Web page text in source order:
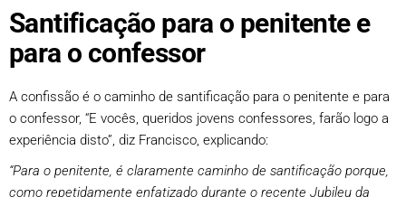
Santificação para o penitente e
para o confessor
A confissão é o caminho de santificação para o penitente e para
o confessor, “E vocês, queridos jovens confessores, farão logo a
experiência disto”, diz Francisco, explicando:
“Para o penitente, é claramente caminho de santificação porque,
como repetidamente enfatizado durante o recente Jubileu da